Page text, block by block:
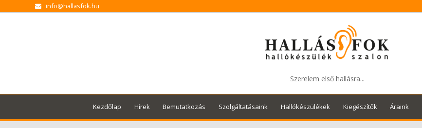
info@hallasfok.hu
Szerelem első hallásra...
Kezdőlap Hírek Bemutatkozás Szolgáltatásaink Hallókészülékek Kiegészítők Áraink